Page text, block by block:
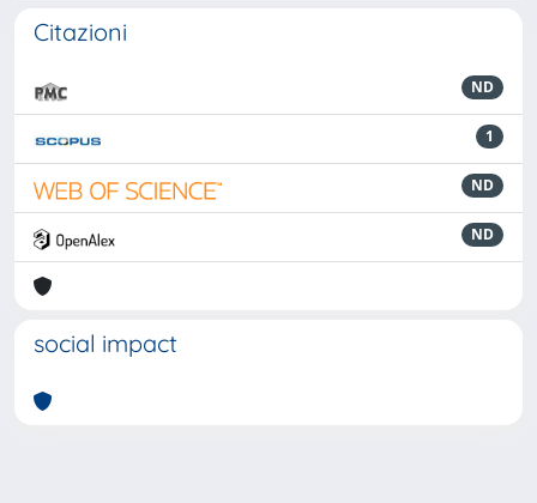
Citazioni
ND
1
ND
ND
social impact